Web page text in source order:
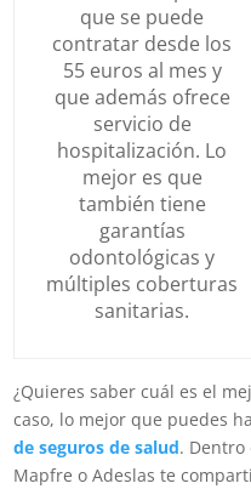
que se puede
contratar desde los
55 euros al mes y
que además ofrece
servicio de
hospitalización. Lo
mejor es que
también tiene
garantías
odontológicas y
múltiples coberturas
sanitarias.
¿Quieres saber cuál es el
caso, lo mejor que puedes
de seguros de salud. Dentro
Mapfre o Adeslas te